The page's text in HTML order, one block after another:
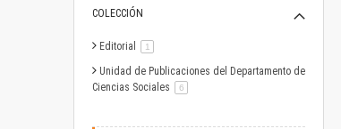
COLECCIÓN
Editorial 1
Unidad de Publicaciones del Departamento de
Ciencias Sociales
6artículo